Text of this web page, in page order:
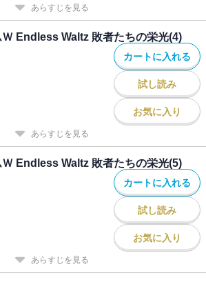
あらすじを見る
Endless Waltz 敗者たちの栄光(4)
カートに入れる
試し読み
お気に入り
あらすじを見る
Endless Waltz 敗者たちの栄光(5)
カートに入れる
試し読み
お気に入り
あらすじを見る